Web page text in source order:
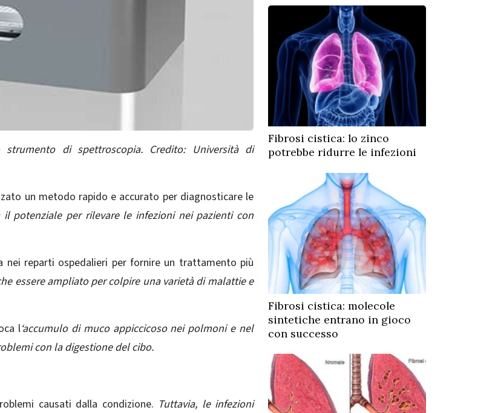
di spettroscopia. Credito: Università di
un metodo rapido e accurato per diagnosticare le
il potenziale per rilevare le infezioni nei pazienti con
nei reparti ospedalieri per fornire un trattamento più
essere ampliato per colpire una varietà di malattie e
l‘accumulo di muco appiccicoso nei polmoni e nel
con la digestione del cibo.
causati dalla condizione. Tuttavia, le infezioni
Fibrosi cistica: lo zinco
potrebbe ridurre le infezioni
Fibrosi cistica: molecole
sintetiche entrano in gioco
con successo